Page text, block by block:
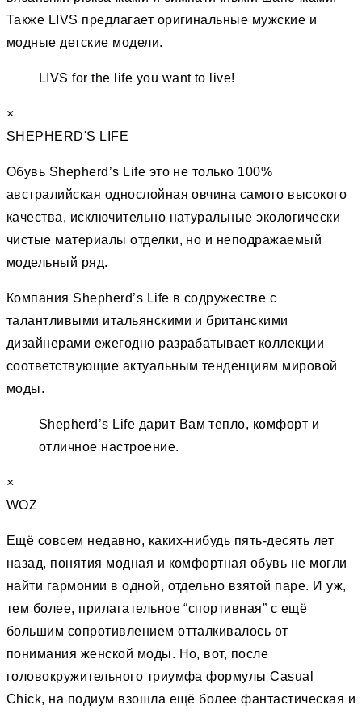
Также LIVS предлагает оригинальные мужские и
модные детские модели.
LIVS for the life you want to live!
×
SHEPHERD'S LIFE
Обувь Shepherd’s Life это не только 100%
австралийская однослойная овчина самого высокого
качества, исключительно натуральные экологически
чистые материалы отделки, но и неподражаемый
модельный ряд.
Компания Shepherd’s Life в содружестве с
талантливыми итальянскими и британскими
дизайнерами ежегодно разрабатывает коллекции
соответствующие актуальным тенденциям мировой
моды.
Shepherd’s Life дарит Вам тепло, комфорт и
отличное настроение.
×
WOZ
Ещё совсем недавно, каких-нибудь пять-десять лет
назад, понятия модная и комфортная обувь не могли
найти гармонии в одной, отдельно взятой паре. И уж,
тем более, прилагательное “спортивная” c ещё
большим сопротивлением отталкивалось от
понимания женской моды. Но, вот, после
головокружительного триумфа формулы Casual
Chick, на подиум взошла ещё более фантастическая и